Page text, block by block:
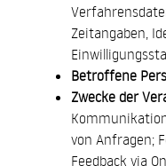
Zeitangaben,
Betroffene
Zwecke der
von Anfragen;
Feedback via